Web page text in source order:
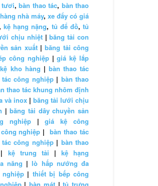
tươi,bàn thao tác, bàn thao
nhà máy, xe đẩy có giá
kệ hạng nặng, tủ để đồ,tủ
chịu nhiệt|băng tải con
sản xuất|băng tải công
công nghiệp|giá kệ lắp
kho hàng | bàn thao tác
công nghiệp| bàn thao
thao tác khung nhôm định
và inox | băng tải lưới chịu
|băng tải dây chuyền sản
nghiệp|giá kệ công
nghiệp |bàn thao tác
công nghiệp| bàn thao
| kệ trung tải | kệ hạng
năng |lò hấp nướng đa
| thiết bị bếp công